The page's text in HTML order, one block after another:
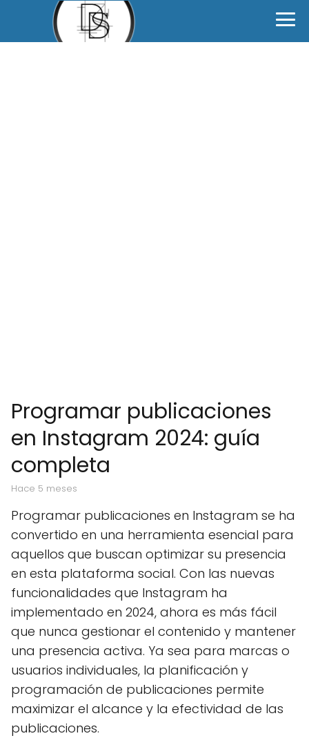
Programar publicaciones
en Instagram 2024: guía
completa
hace 5 meses
Programar publicaciones en Instagram se ha
convertido en una herramienta esencial para
aquellos que buscan optimizar su presencia
en esta plataforma social. Con las nuevas
funcionalidades que Instagram ha
implementado en 2024, ahora es más fácil
que nunca gestionar el contenido y mantener
una presencia activa. Ya sea para marcas o
usuarios individuales, la planificación y
programación de publicaciones permite
maximizar el alcance y la efectividad de las
publicaciones.